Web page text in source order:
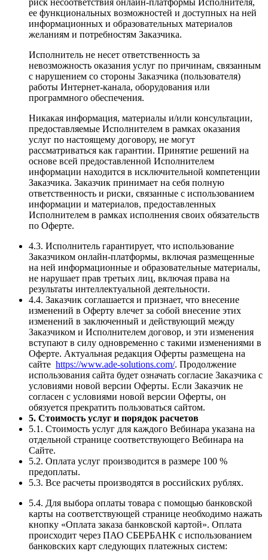
ее функциональных возможностей и доступных на ней
информационных и образовательных материалов
желаниям и потребностям Заказчика.
Исполнитель не несет ответственность за
невозможность оказания услуг по причинам, связанным
с нарушением со стороны Заказчика (пользователя)
работы Интернет-канала, оборудования или
программного обеспечения.
Никакая информация, материалы и/или консультации,
предоставляемые Исполнителем в рамках оказания
услуг по настоящему договору, не могут
рассматриваться как гарантии. Принятие решений на
основе всей предоставленной Исполнителем
информации находится в исключительной компетенции
Заказчика. Заказчик принимает на себя полную
ответственность и риски, связанные с использованием
информации и материалов, предоставленных
Исполнителем в рамках исполнения своих обязательств
по Оферте.
4.3. Исполнитель гарантирует, что использование
Заказчиком онлайн-платформы, включая размещенные
на ней информационные и образовательные материалы,
не нарушает прав третьих лиц, включая права на
результаты интеллектуальной деятельности.
4.4. Заказчик соглашается и признает, что внесение
изменений в Оферту влечет за собой внесение этих
изменений в заключенный и действующий между
Заказчиком и Исполнителем договор, и эти изменения
вступают в силу одновременно с такими изменениями в
Оферте. Актуальная редакция Оферты размещена на
сайте https://www.ade-solutions.com/. Продолжение
использования сайта будет означать согласие Заказчика с
условиями новой версии Оферты. Если Заказчик не
согласен с условиями новой версии Оферты, он
обязуется прекратить пользоваться сайтом.
5. Стоимость услуг и порядок расчетов
5.1. Стоимость услуг для каждого Вебинара указана на
отдельной странице соответствующего Вебинара на
Сайте.
5.2. Оплата услуг производится в размере 100 %
предоплаты.
5.3. Все расчеты производятся в российских рублях.
5.4. Для выбора оплаты товара с помощью банковской
карты на соответствующей странице необходимо нажать
кнопку «Оплата заказа банковской картой». Оплата
происходит через ПАО СБЕРБАНК с использованием
банковских карт следующих платежных систем: